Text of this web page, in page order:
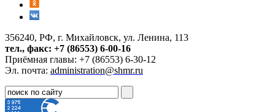
356240, РФ, г. Михайловск, ул. Ленина, 113
тел., факс: +7 (86553) 6-00-16
Приёмная главы: +7 (86553) 6-30-12
Эл. почта: administration@shmr.ru